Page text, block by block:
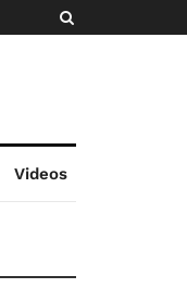
Videos